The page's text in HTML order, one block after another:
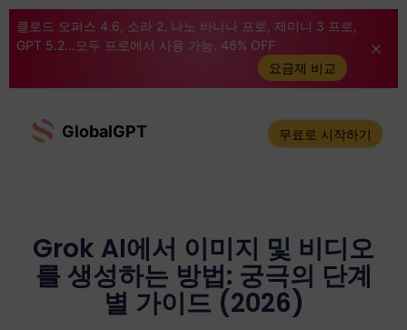
클로드 오퍼스 4.6, 소라 2, 나노 바나나 프로, 제미니 3 프로,
GPT 5.2...모두 프로에서 사용 가능. 46% OFF
요금제 비교
GlobalGPT 무료로 시작하기
Grok AI에서 이미지 및 비디오
를 생성하는 방법: 궁극의 단계
별 가이드 (2026)